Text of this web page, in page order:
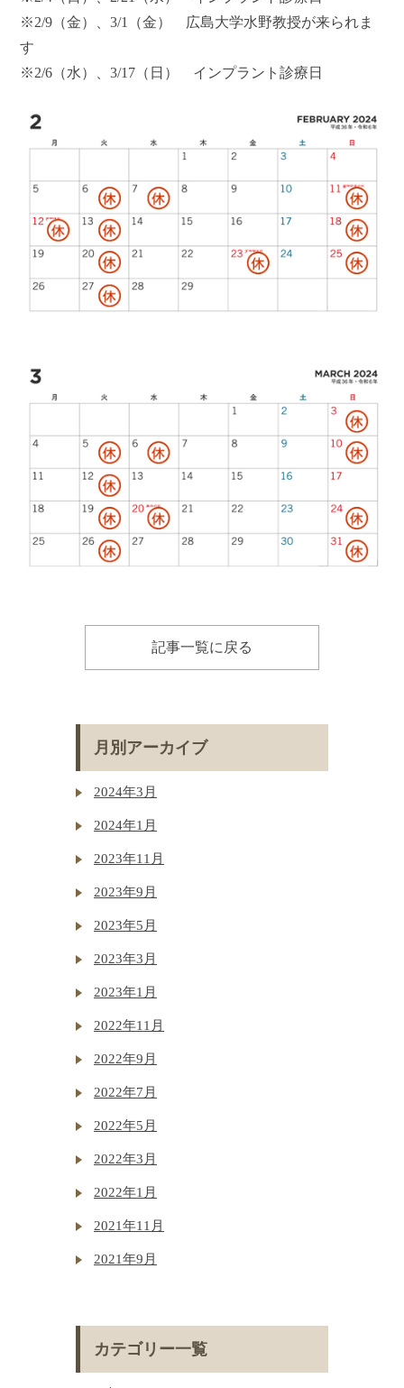
※2/9（金）、3/1（金） 広島大学水野教授が来られま
す
※2/6（水）、3/17（日） インプラント診療日
記事一覧に戻る
月別アーカイブ
2024年3月
2024年1月
2023年11月
2023年9月
2023年5月
2023年3月
2023年1月
2022年11月
2022年9月
2022年7月
2022年5月
2022年3月
2022年1月
2021年11月
2021年9月
カテゴリー一覧